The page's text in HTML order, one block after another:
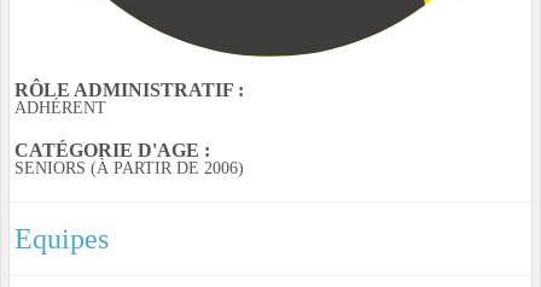
RÔLE ADMINISTRATIF :
ADHÉRENT
CATÉGORIE D'AGE :
SENIORS (À PARTIR DE 2006)
Equipes